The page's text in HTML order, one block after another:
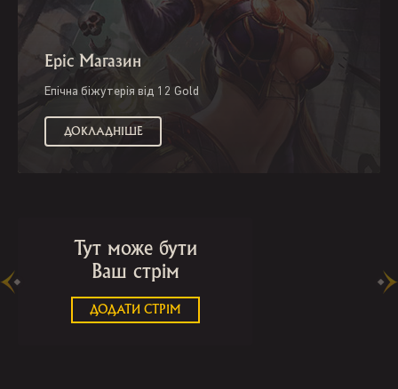
Epic Магазин
Епічна біжутерія від 12 Gold
ДОКЛАДНІШЕ
Тут може бути
Ваш стрім
ДОДАТИ СТРІМ